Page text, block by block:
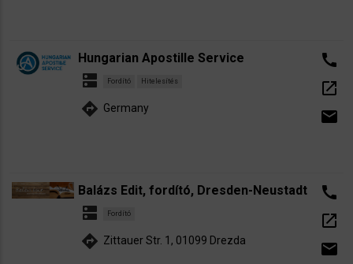
Hungarian Apostille Service
dns Fordító Hitelesítés
directions Germany
call
open_in_new
email
Balázs Edit, fordító, Dresden-Neustadt
dns Fordító
directions Zittauer Str. 1, 01099 Drezda
call
open_in_new
email